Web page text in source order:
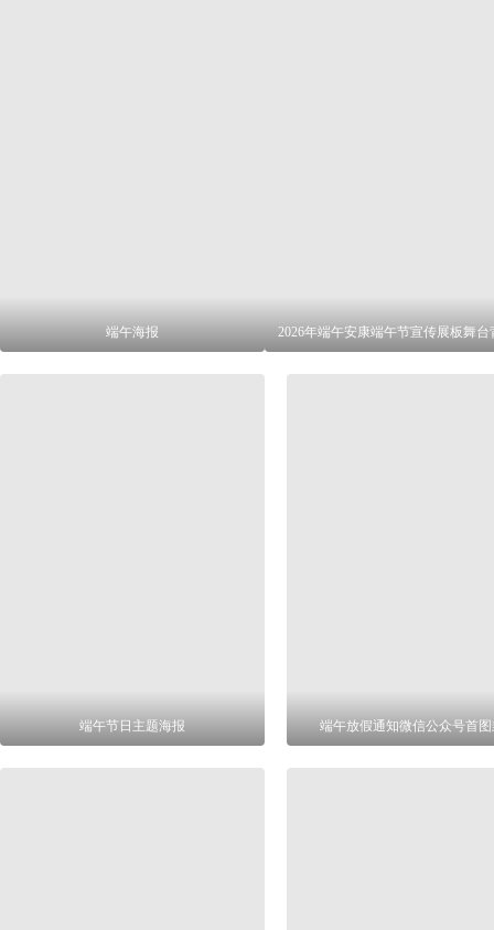
端午海报 2026年端午安康端午节宣传展板舞台
端午节日主题海报 端午放假通知微信公众号首